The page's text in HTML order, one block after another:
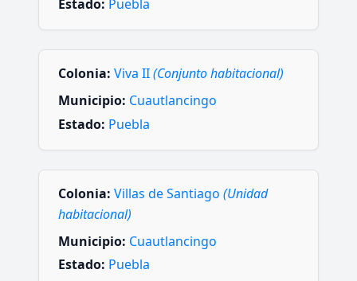
Estado: Puebla
Colonia: Viva II(Conjunto habitacional)
Municipio: Cuautlancingo
Estado: Puebla
Colonia: Villas de Santiago (Unidad
habitacional)
Municipio: Cuautlancingo
Estado: Puebla